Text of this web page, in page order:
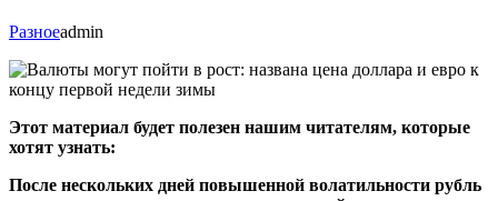
Разноеadmin
Этот материал будет полезен нашим читателям, которые
хотят узнать:
После нескольких дней повышенной волатильности рубль